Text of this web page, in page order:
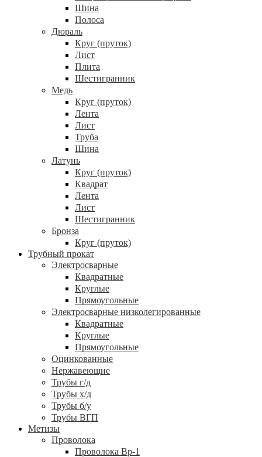
Шина
Полоса
Дюраль
Круг (пруток)
Лист
Плита
Шестигранник
Медь
Круг (пруток)
Лента
Лист
Труба
Шина
Латунь
Круг (пруток)
Квадрат
Лента
Лист
Шестигранник
Бронза
Круг (пруток)
Трубный прокат
Электросварные
Квадратные
Круглые
Прямоугольные
Электросварные низколегированные
Квадратные
Круглые
Прямоугольные
Оцинкованные
Нержавеющие
Трубы г/д
Трубы х/д
Трубы б/у
Трубы ВГП
Метизы
Проволока
Проволока Вр-1